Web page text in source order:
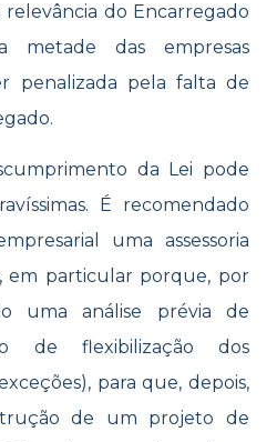
do Encarregado
metade das empresas
penalizada pela falta de
da Lei pode
É recomendado
uma assessoria
em particular porque, por
uma análise prévia de
de flexibilização dos
para que, depois,
de um projeto de